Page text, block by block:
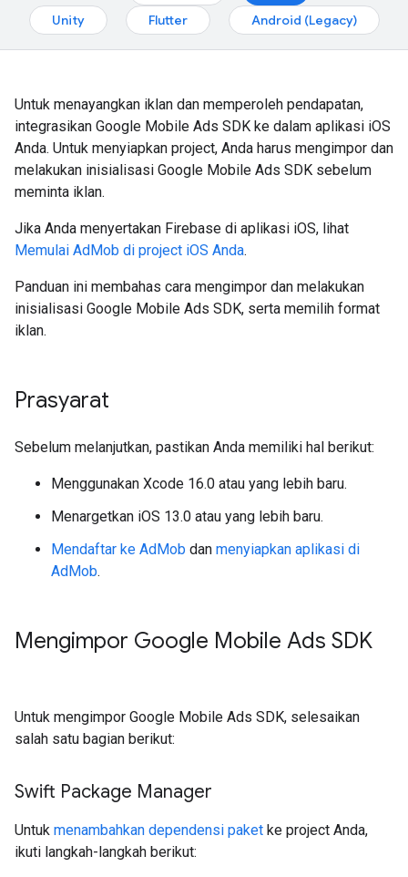
Unity
Flutter Android (Legacy)
Untuk menayangkan iklan dan memperoleh pendapatan,
integrasikan Google Mobile Ads SDK ke dalam aplikasi iOS
Anda. Untuk menyiapkan project, Anda harus mengimpor dan
melakukan inisialisasi Google Mobile Ads SDK sebelum
meminta iklan.
Jika Anda menyertakan Firebase di aplikasi iOS, lihat
Memulai AdMob di project iOS Anda.
Panduan ini membahas cara mengimpor dan melakukan
inisialisasi Google Mobile Ads SDK, serta memilih format
iklan.
Prasyarat
Sebelum melanjutkan, pastikan Anda memiliki hal berikut:
Menggunakan Xcode 16.0 atau yang lebih baru.
Menargetkan iOS 13.0 atau yang lebih baru.
Mendaftar ke AdMob dan menyiapkan aplikasi di
AdMob.
Mengimpor Google Mobile Ads SDK
Untuk mengimpor Google Mobile Ads SDK, selesaikan
salah satu bagian berikut:
Swift Package Manager
Untuk menambahkan dependensi paket ke project Anda,
ikuti langkah-langkah berikut: